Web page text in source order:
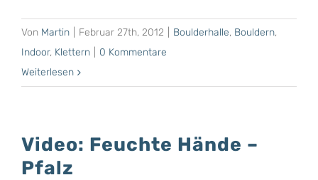
Von Martin Februar 27th, 2012 Boulderhalle, Bouldern,
Indoor, Klettern
0 Kommentare
Weiterlesen
Video: Feuchte Hände –
Pfalz